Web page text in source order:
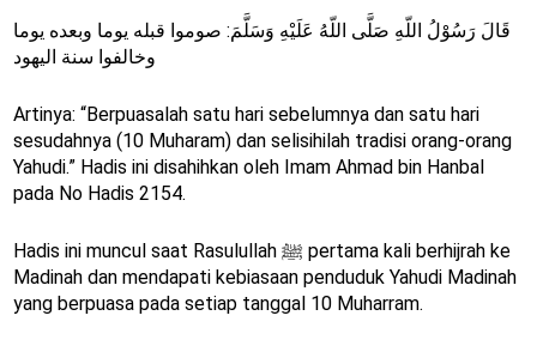
قَالَ رَسُوْلُ اللّهِ صَلَّى اللّهُ عَلَيْهِ وَسَلَّمَ: صوموا قبله يوما وبعده يوما
وخالفوا سنة اليهود
Artinya: “Berpuasalah satu hari sebelumnya dan satu hari
sesudahnya (10 Muharam) dan selisihilah tradisi orang-orang
Yahudi.” Hadis ini disahihkan oleh Imam Ahmad bin Hanbal
pada No Hadis 2154.
Hadis ini muncul saat Rasulullah ﷺ pertama kali berhijrah ke
Madinah dan mendapati kebiasaan penduduk Yahudi Madinah
yang berpuasa pada setiap tanggal 10 Muharram.